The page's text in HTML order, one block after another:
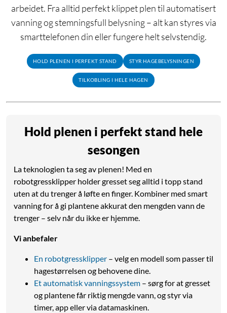
arbeidet. Fra alltid perfekt klippet plen til automatisert
vanning og stemningsfull belysning – alt kan styres via
smarttelefonen din eller fungere helt selvstendig.
HOLD PLENEN I PERFEKT STAND STYR HAGEBELYSNINGEN
TILKOBLING I HELE HAGEN
Hold plenen i perfekt stand hele
sesongen
La teknologien ta seg av plenen! Med en
robotgressklipper holder gresset seg alltid i topp stand
uten at du trenger å løfte en finger. Kombiner med smart
vanning for å gi plantene akkurat den mengden vann de
trenger – selv når du ikke er hjemme.
Vi anbefaler
En robotgressklipper – velg en modell som passer til
hagestørrelsen og behovene dine.
Et automatisk vanningssystem – sørg for at gresset
og plantene får riktig mengde vann, og styr via
timer, app eller via datamaskinen.